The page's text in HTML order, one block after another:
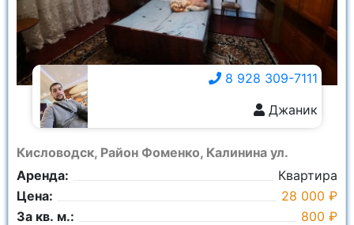
Кисловодск, Район Фоменко, Калинина ул.
Аренда:
Квартира
Цена:
28 000 ₽
За кв. м.:
800 ₽
8 928 309-7111
Джаник